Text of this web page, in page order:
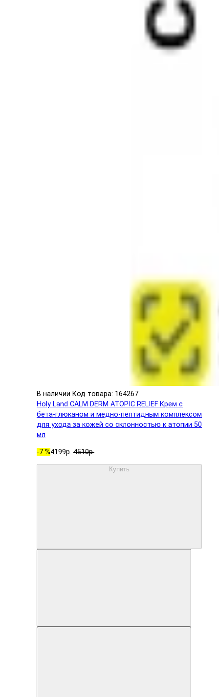
В наличии Код товара: 164267
Holy Land CALM DERM ATOPIC RELIEF Крем с
бета-глюканом и медно-пептидным комплексом
для ухода за кожей со склонностью к атопии 50
мл
-7 %4199р. 4510р.
Купить